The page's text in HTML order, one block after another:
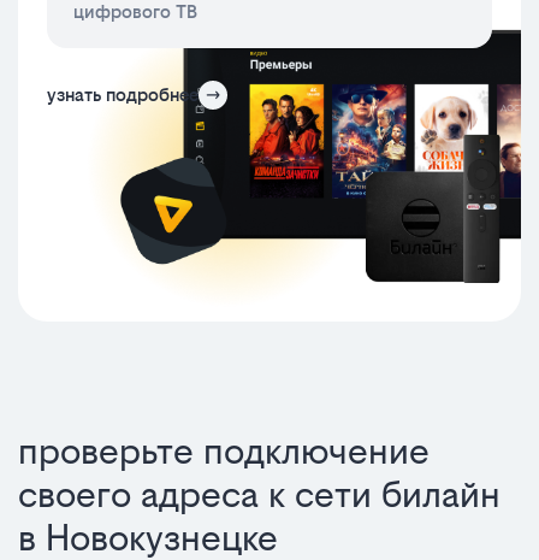
цифрового ТВ
узнать подробнее
проверьте подключение
своего адреса к сети билайн
в Новокузнецке